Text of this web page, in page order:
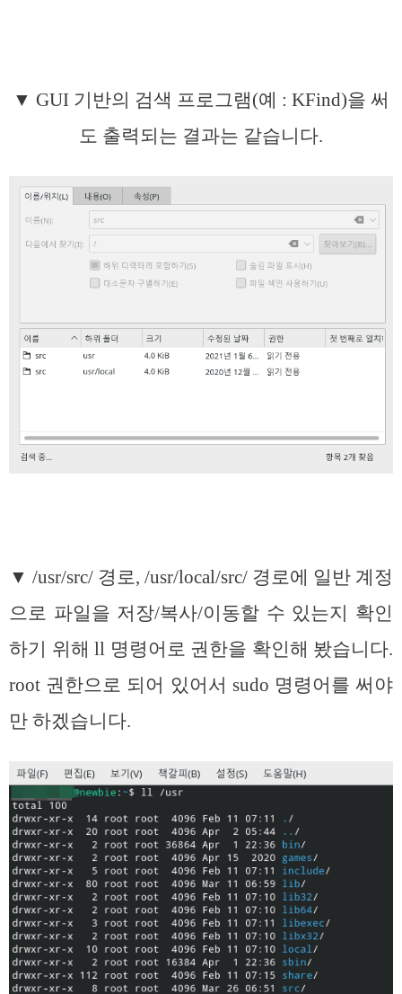
▼ GUI 기반의 검색 프로그램(예 : KFind)을 써
도 출력되는 결과는 같습니다.
▼ /usr/src/ 경로, /usr/local/src/ 경로에 일반 계정
으로 파일을 저장/복사/이동할 수 있는지 확인
하기 위해 ll 명령어로 권한을 확인해 봤습니다.
root 권한으로 되어 있어서 sudo 명령어를 써야
만 하겠습니다.